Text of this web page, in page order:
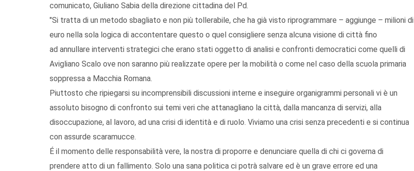
comunicato, Giuliano Sabia della direzione cittadina del Pd.
"Si tratta di un metodo sbagliato e non più tollerabile, che ha già visto riprogrammare – aggiunge – milioni di
euro nella sola logica di accontentare questo o quel consigliere senza alcuna visione di città fino
ad annullare interventi strategici che erano stati oggetto di analisi e confronti democratici come quelli di
Avigliano Scalo ove non saranno più realizzate opere per la mobilità o come nel caso della scuola primaria
soppressa a Macchia Romana.
Piuttosto che ripiegarsi su incomprensibili discussioni interne e inseguire organigrammi personali vi è un
assoluto bisogno di confronto sui temi veri che attanagliano la città, dalla mancanza di servizi, alla
disoccupazione, al lavoro, ad una crisi di identità e di ruolo. Viviamo una crisi senza precedenti e si continua
con assurde scaramucce.
É il momento delle responsabilità vere, la nostra di proporre e denunciare quella di chi ci governa di
prendere atto di un fallimento. Solo una sana politica ci potrà salvare ed è un grave errore ed una